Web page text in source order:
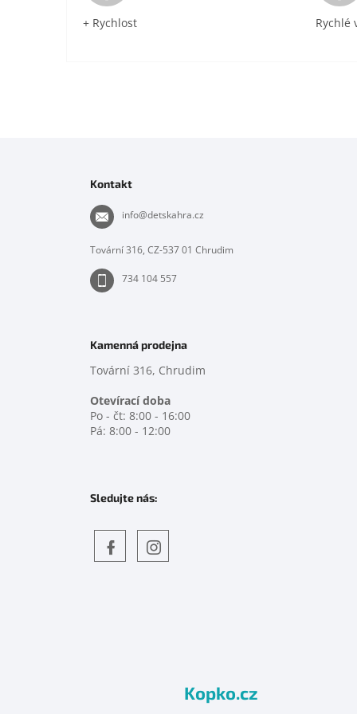
+ Rychlost Rychlé
Kontakt
info@detskahra.cz
Tovární 316, CZ-537 01 Chrudim
734 104 557
Kamenná prodejna
Tovární 316, Chrudim
Otevírací doba
Po - čt: 8:00 - 16:00
Pá: 8:00 - 12:00
Sledujte nás:
Kopko.cz